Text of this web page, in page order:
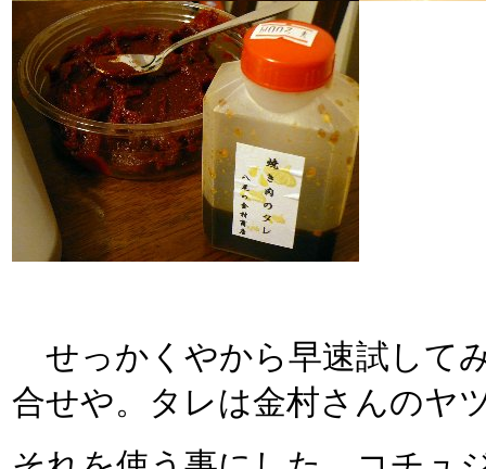
せっかくやから早速試して
合せや。タレは金村さんのヤ